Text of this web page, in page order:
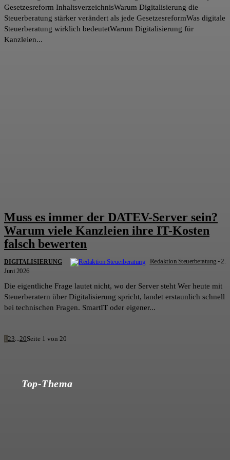
Gesetzesreform InhaltsverzeichnisWarum Digitalisierung die
Steuerberatung stärker verändert als jede GesetzesreformWas digitale
Steuerberatung wirklich bedeutetWarum Digitalisierung für
Kanzleien...
Muss es immer der DATEV-Server sein?
Warum viele Kanzleien ihre IT-Kosten
falsch bewerten
DIGITALISIERUNG Redaktion Steuerberatung -2.
Juni 2026
Die eigentliche Frage lautet nicht, wo der Server steht Wer heute mit
Steuerberatern über Digitalisierung spricht, landet erstaunlich schnell
bei technischen Fragen. SmartIT oder eigener...
1 23...20Seite 1 von 20
Top-Thema